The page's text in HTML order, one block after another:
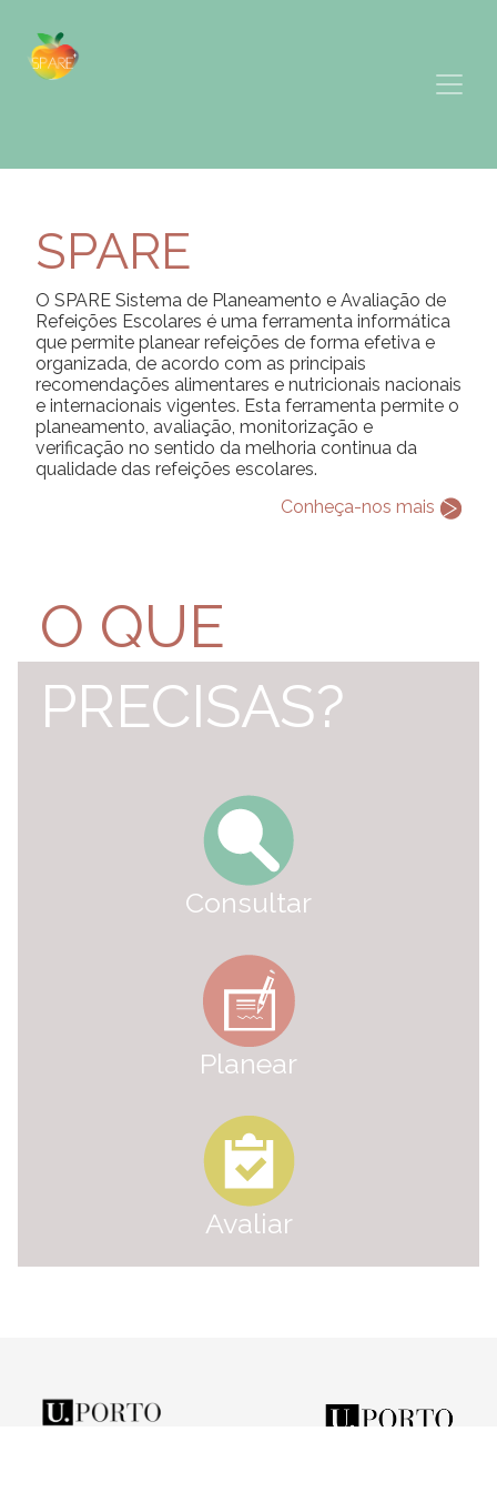
SPARE
O SPARE Sistema de Planeamento e Avaliação de
Refeições Escolares é uma ferramenta informática
que permite planear refeições de forma efetiva e
organizada, de acordo com as principais
recomendações alimentares e nutricionais nacionais
e internacionais vigentes. Esta ferramenta permite o
planeamento, avaliação, monitorização e
verificação no sentido da melhoria continua da
qualidade das refeições escolares.
Conheça-nos mais
O QUE
PRECISAS?
Consultar
Planear
Avaliar